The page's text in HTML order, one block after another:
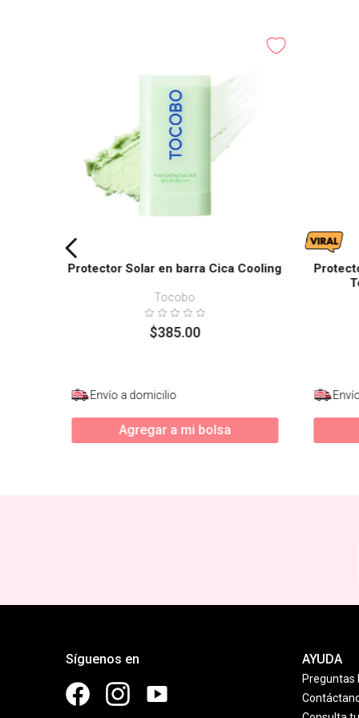
Protector Solar en barra Cica Cooling
Tocobo
$385.00
Envío a domicilio
Agregar a mi bolsa
Síguenos en AYUDA
Preguntas